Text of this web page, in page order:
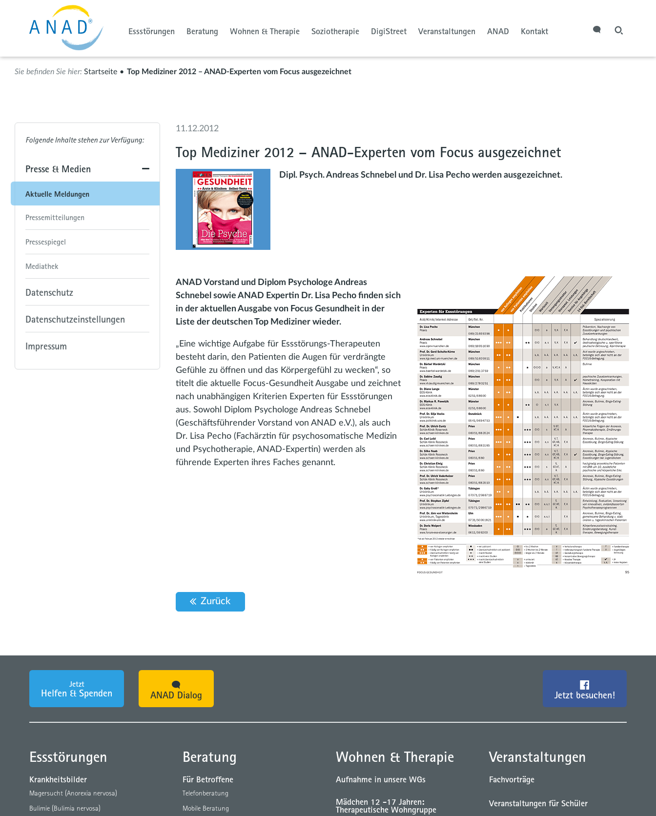
Essstörungen Beratung Wohnen & Therapie Soziotherapie DigiStreet Veranstaltungen ANAD Kontakt
Startseite Top Mediziner 2012 – ANAD-Experten vom Focus ausgezeichnet
Presse & Medien
Aktuelle Meldungen
Pressemitteilungen
Pressespiegel
Mediathek
Datenschutz
Datenschutzeinstellungen
Impressum
11.12.2012
Top Mediziner 2012 – ANAD-Experten vom Focus ausgezeichnet
Dipl. Psych. Andreas Schnebel und Dr. Lisa Pecho werden ausgezeichnet.
ANAD Vorstand und Diplom Psychologe Andreas
Schnebel sowie ANAD Expertin Dr. Lisa Pecho finden sich
in der aktuellen Ausgabe von Focus Gesundheit in der
Liste der deutschen Top Mediziner wieder.
„Eine wichtige Aufgabe für Essstörungs-Therapeuten
besteht darin, den Patienten die Augen für verdrängte
Gefühle zu öffnen und das Körpergefühl zu wecken“, so
titelt die aktuelle Focus-Gesundheit Ausgabe und zeichnet
nach unabhängigen Kriterien Experten für Essstörungen
aus. Sowohl Diplom Psychologe Andreas Schnebel
(Geschäftsführender Vorstand von ANAD e.V.), als auch
Dr. Lisa Pecho (Fachärztin für psychosomatische Medizin
und Psychotherapie, ANAD-Expertin) werden als
führende Experten ihres Faches genannt.
Zurück
Jetzt
Helfen & Spenden ANAD Dialog Jetzt besuchen!
Essstörungen
Krankheitsbilder
Magersucht (Anorexia nervosa)
Bulimie (Bulimia nervosa)
Beratung
Für Betroffene
Telefonberatung
Mobile Beratung
Wohnen & Therapie
Aufnahme in unsere WGs
Mädchen 12 -17 Jahren:
Therapeutische Wohngruppe
Veranstaltungen
Fachvorträge
Veranstaltungen für Schüler